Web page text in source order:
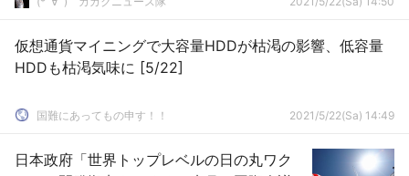
仮想通貨マイニングで大容量HDDが枯渇の影響、低容量
HDDも枯渇気味に [5/22]
国難にあってもの申す！！ 2021/5/22(Sa) 14:49
日本政府「世界トップレベルの日の丸ワク